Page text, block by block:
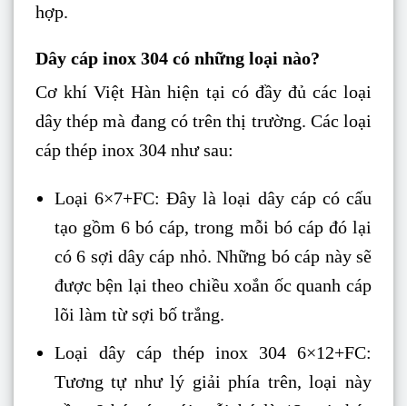
hợp.
Dây cáp inox 304 có những loại nào?
Cơ khí Việt Hàn hiện tại có đầy đủ các loại
dây thép mà đang có trên thị trường. Các loại
cáp thép inox 304 như sau:
Loại 6×7+FC: Đây là loại dây cáp có cấu
tạo gồm 6 bó cáp, trong mỗi bó cáp đó lại
có 6 sợi dây cáp nhỏ. Những bó cáp này sẽ
được bện lại theo chiều xoắn ốc quanh cáp
lõi làm từ sợi bố trắng.
Loại dây cáp thép inox 304 6×12+FC:
Tương tự như lý giải phía trên, loại này